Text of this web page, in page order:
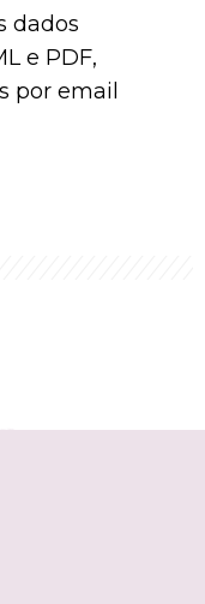
dados
e PDF,
por email